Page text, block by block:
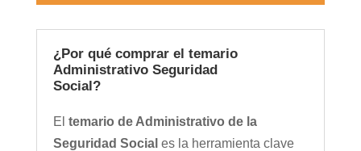
¿Por qué comprar el temario
Administrativo Seguridad
Social?
El temario de Administrativo de la
Seguridad Social es la herramienta clave